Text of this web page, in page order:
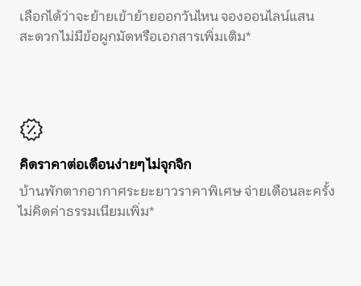
เลือกได้ว่าจะย้ายเข้าย้ายออกวันไหน จองออนไลน์แสน
สะดวก ไม่มีข้อผูกมัดหรือเอกสารเพิ่มเติม*
คิดราคาต่อเดือนง่ายๆ ไม่จุกจิก
บ้านพักตากอากาศระยะยาวราคาพิเศษ จ่ายเดือนละครั้ง
ไม่คิดค่าธรรมเนียมเพิ่ม*